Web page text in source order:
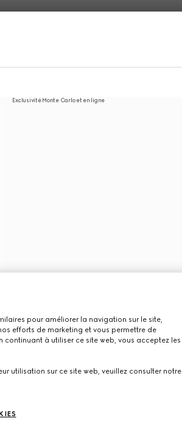
Exclusivité Monte Carlo et en ligne
pour améliorer la navigation sur le site,
efforts de marketing et vous permettre de
continuant à utiliser ce site web, vous acceptez les
utilisation sur ce site web, veuillez consulter notre